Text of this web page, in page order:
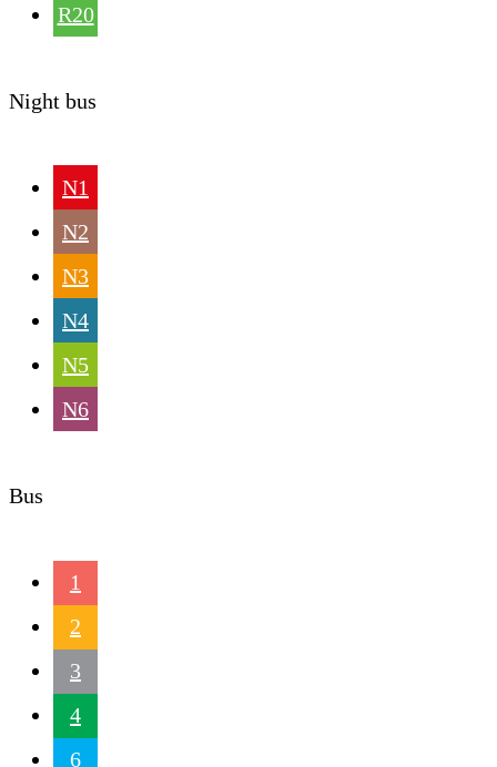
R20
Night bus
N1
N2
N3
N4
N5
N6
Bus
1
2
3
4
6